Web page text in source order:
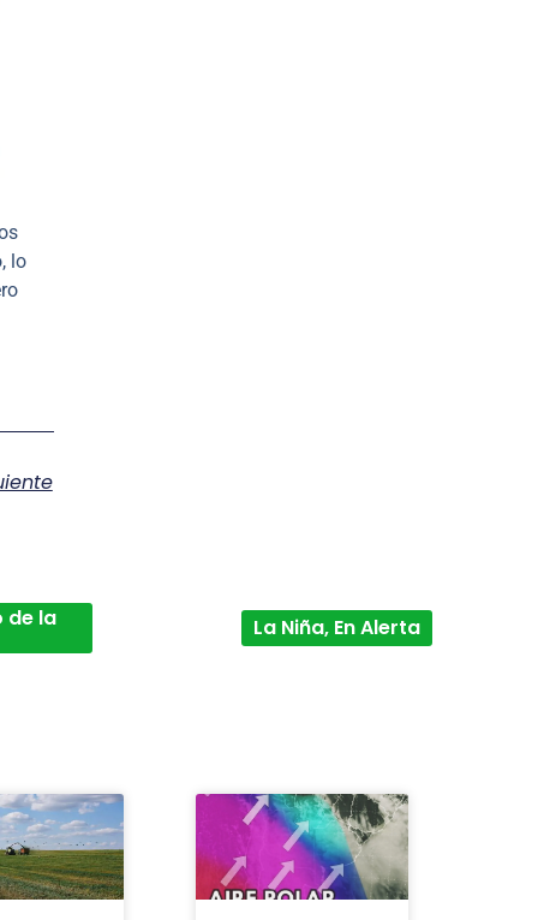
lo
de la La Niña, En Alerta